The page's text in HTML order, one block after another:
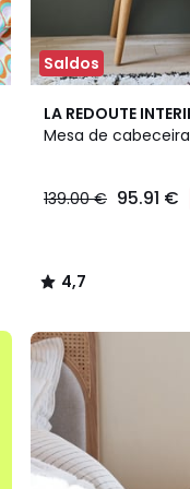
Saldos
LA REDOUTE
Mesa de
139.00 € 95.91 €
4,7
/ 5
4,7
/